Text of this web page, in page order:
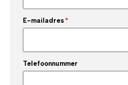
E-mailadres*
Telefoonnummer